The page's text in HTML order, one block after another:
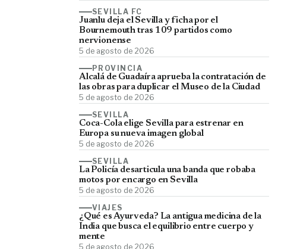
SEVILLA FC
Juanlu deja el Sevilla y ficha por el
Bournemouth tras 109 partidos como
nervionense
5 de agosto de 2026
PROVINCIA
Alcalá de Guadaíra aprueba la contratación de
las obras para duplicar el Museo de la Ciudad
5 de agosto de 2026
SEVILLA
Coca-Cola elige Sevilla para estrenar en
Europa su nueva imagen global
5 de agosto de 2026
SEVILLA
La Policía desarticula una banda que robaba
motos por encargo en Sevilla
5 de agosto de 2026
VIAJES
¿Qué es Ayurveda? La antigua medicina de la
India que busca el equilibrio entre cuerpo y
mente
5 de agosto de 2026